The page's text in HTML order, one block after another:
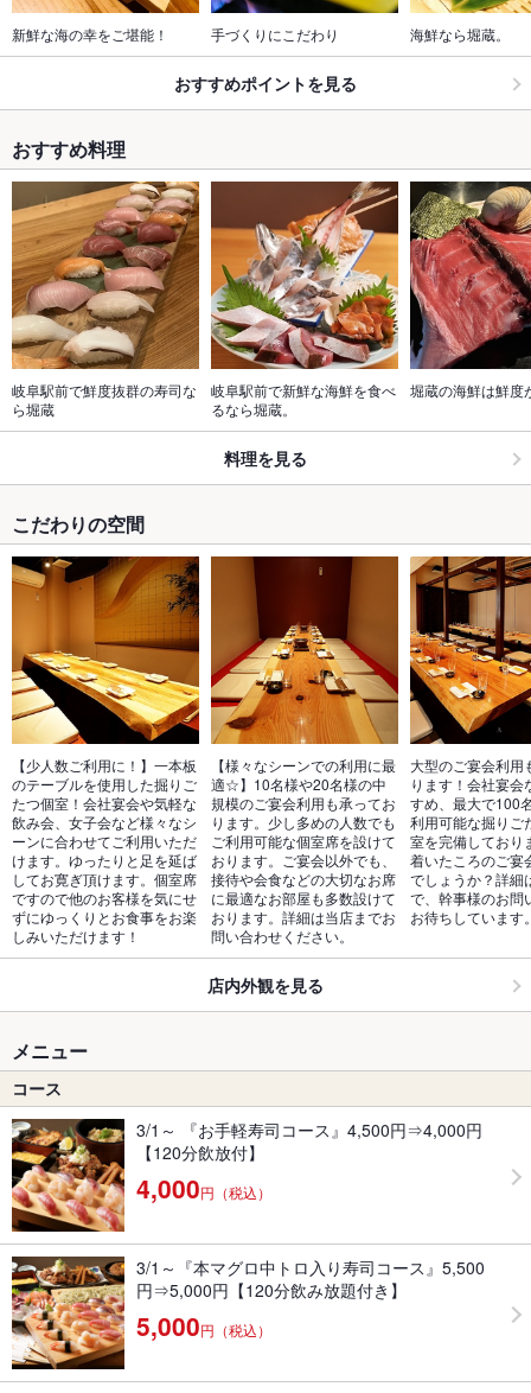
新鮮な海の幸をご堪能！ 手づくりにこだわり 海鮮なら堀蔵。
おすすめポイントを見る
おすすめ料理
岐阜駅前で鮮度抜群の寿司な
ら堀蔵
岐阜駅前で新鮮な海鮮を食べ
るなら堀蔵。
堀蔵の海鮮は鮮度
料理を見る
こだわりの空間
【少人数ご利用に！】一本板
のテーブルを使用した掘りご
たつ個室！会社宴会や気軽な
飲み会、女子会など様々なシ
ーンに合わせてご利用いただ
けます。ゆったりと足を延ば
してお寛ぎ頂けます。個室席
ですので他のお客様を気にせ
ずにゆっくりとお食事をお楽
しみいただけます！
【様々なシーンでの利用に最
適☆】10名様や20名様の中
規模のご宴会利用も承ってお
ります。少し多めの人数でも
ご利用可能な個室席を設けて
おります。ご宴会以外でも、
接待や会食などの大切なお席
に最適なお部屋も多数設けて
おります。詳細は当店までお
問い合わせください。
大型のご宴会利用
ります！会社宴会
すめ、最大で100
利用可能な掘りご
室を完備しており
着いたころのご宴
でしょうか？詳細
で、幹事様のお問
お待ちしています
店内外観を見る
メニュー
コース
3/1～ 『お手軽寿司コース』4,500円⇒4,000円
【120分飲放付】
4,000円（税込）
3/1～『本マグロ中トロ入り寿司コース』5,500
円⇒5,000円【120分飲み放題付き】
5,000円（税込）